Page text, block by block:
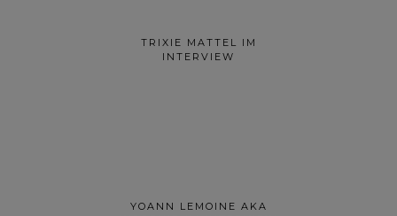
TRIXIE MATTEL IM
INTERVIEW
YOANN LEMOINE AKA